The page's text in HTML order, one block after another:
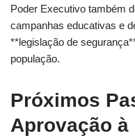
Poder Executivo também
campanhas educativas e
**legislação de
população.
Próximos
Aprovação à